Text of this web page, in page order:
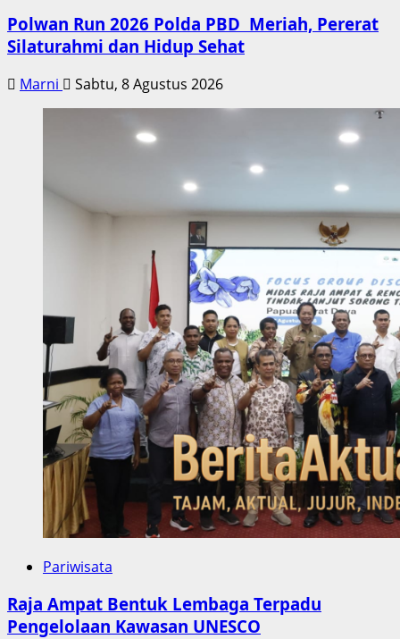
Polwan Run 2026 Polda PBD Meriah, Pererat
Silaturahmi dan Hidup Sehat
Marni Sabtu, 8 Agustus 2026
Pariwisata
Raja Ampat Bentuk Lembaga Terpadu
Pengelolaan Kawasan UNESCO